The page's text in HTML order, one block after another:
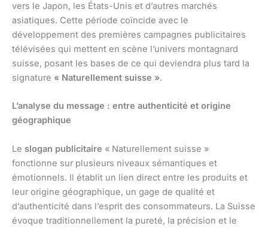
vers le Japon, les États-Unis et d’autres marchés
asiatiques. Cette période coïncide avec le
développement des premières campagnes publicitaires
télévisées qui mettent en scène l’univers montagnard
suisse, posant les bases de ce qui deviendra plus tard la
signature « Naturellement suisse ».
L’analyse du message : entre authenticité et origine
géographique
Le slogan publicitaire « Naturellement suisse »
fonctionne sur plusieurs niveaux sémantiques et
émotionnels. Il établit un lien direct entre les produits et
leur origine géographique, un gage de qualité et
d’authenticité dans l’esprit des consommateurs. La Suisse
évoque traditionnellement la pureté, la précision et le